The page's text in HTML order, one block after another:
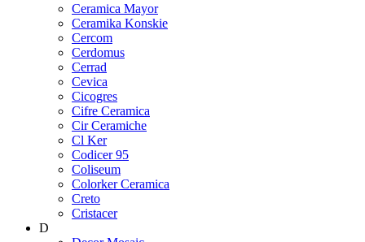
Ceramica Mayor
Ceramika Konskie
Cercom
Cerdomus
Cerrad
Cevica
Cicogres
Cifre Ceramica
Cir Ceramiche
Cl Ker
Codicer 95
Coliseum
Colorker Ceramica
Creto
Cristacer
D